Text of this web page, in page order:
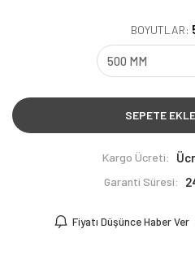
BOYUTLAR:
SEPETE EKLE
Kargo Ücreti:
Garanti Süresi:
Fiyatı Düşünce Haber Ver